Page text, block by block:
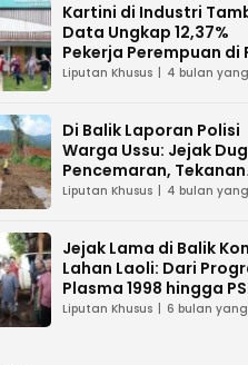
Kartini di Industri
Data Ungkap 12,37%
Pekerja Perempuan di
Vale Indonesia
Liputan Khusus 4 bulan
Di Balik Laporan Polisi
Warga Ussu: Jejak
Pencemaran, Tekanan
Hukum, dan Desakan
Liputan Khusus 4 bulan
Jejak Lama di Balik
Lahan Laoli: Dari
Plasma 1998 hingga
Liputan Khusus 6 bulan